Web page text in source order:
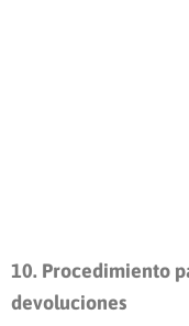
10. Procedimiento
devoluciones